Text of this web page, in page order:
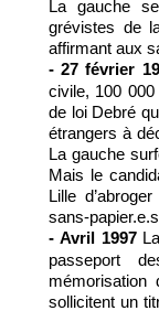
La gauche
grévistes de
affirmant aux
- 27 février
civile, 100
de loi Debré
étrangers à
La gauche
Mais le
Lille
sans-
- Avril 1997La
passeport
mémorisation
sollicitent un